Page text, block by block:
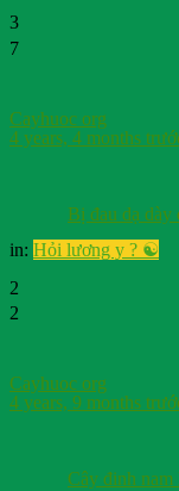
3
7
Cayhuoc org
4 years, 4 months
Bị đau dạ dày
in: Hỏi lương y ? ☯️
2
2
Cayhuoc org
4 years, 9 months
Cây đinh nam